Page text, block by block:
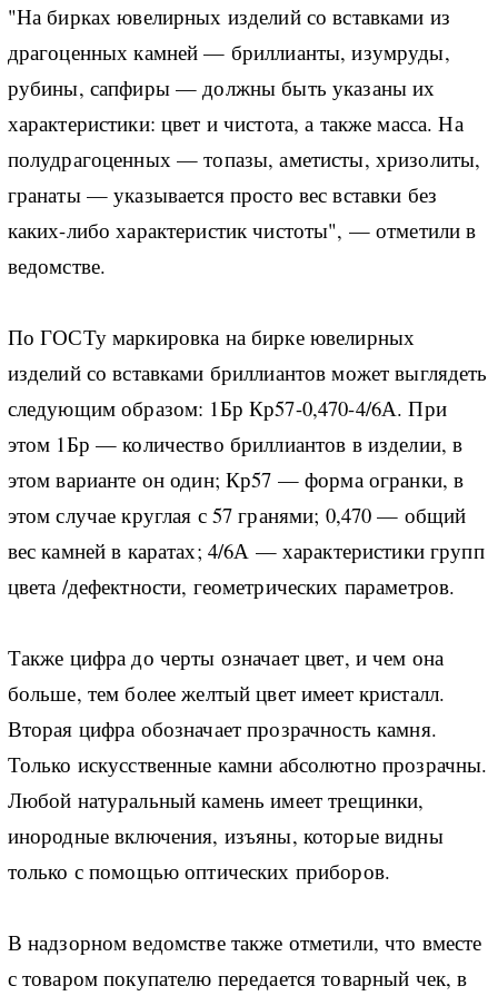
"На бирках ювелирных изделий со вставками из
драгоценных камней — бриллианты, изумруды,
рубины, сапфиры — должны быть указаны их
характеристики: цвет и чистота, а также масса. На
полудрагоценных — топазы, аметисты, хризолиты,
гранаты — указывается просто вес вставки без
каких-либо характеристик чистоты", — отметили в
ведомстве.
По ГОСТу маркировка на бирке ювелирных
изделий со вставками бриллиантов может выглядеть
следующим образом: 1Бр Кр57-0,470-4/6А. При
этом 1Бр — количество бриллиантов в изделии, в
этом варианте он один; Кр57 — форма огранки, в
этом случае круглая с 57 гранями; 0,470 — общий
вес камней в каратах; 4/6А — характеристики групп
цвета /дефектности, геометрических параметров.
Также цифра до черты означает цвет, и чем она
больше, тем более желтый цвет имеет кристалл.
Вторая цифра обозначает прозрачность камня.
Только искусственные камни абсолютно прозрачны.
Любой натуральный камень имеет трещинки,
инородные включения, изъяны, которые видны
только с помощью оптических приборов.
В надзорном ведомстве также отметили, что вместе
с товаром покупателю передается товарный чек, в